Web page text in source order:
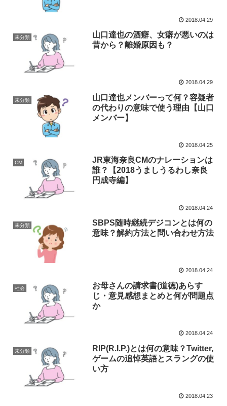
2018.04.29
未分類
山口達也の酒癖、女癖が悪いのは
昔から？離婚原因も？
2018.04.29
未分類
山口達也メンバーって何？容疑者
の代わりの意味で使う理由【山口
メンバー】
2018.04.25
CM
JR東海奈良CMのナレーションは
誰？【2018うましうるわし奈良
円成寺編】
2018.04.24
未分類
SBPS随時継続デジコンとは何の
意味？解約方法と問い合わせ方法
2018.04.24
社会
お母さんの請求書(道徳)あらす
じ・意見感想まとめと何が問題点
か
2018.04.24
未分類
RIP(R.I.P.)とは何の意味？Twitter,
ゲームの追悼英語とスラングの使
い方
2018.04.23